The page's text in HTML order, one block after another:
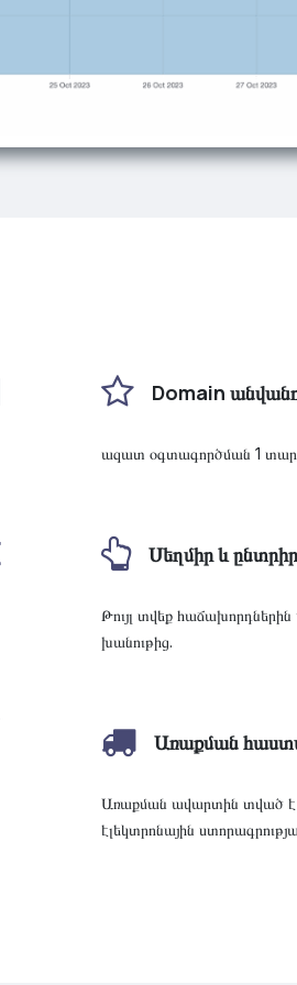
Domain
ազատ օգտագործման 1
Սեղմիր և
Թույլ տվեք
խանութից.
Առաքման
Առաքման ավարտին տված է
էլեկտրոնային